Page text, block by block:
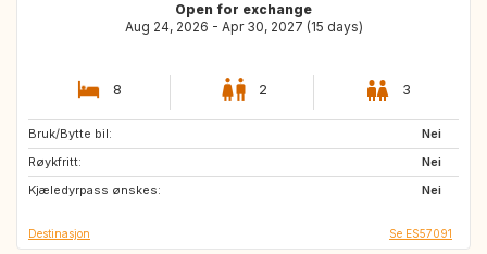
Open for exchange
Aug 24, 2026 - Apr 30, 2027 (15 days)
8 2 3
Bruk/Bytte bil:
Nei
Røykfritt:
Nei
Kjæledyrpass ønskes:
Nei
CA
Destinasjon Se ES57091